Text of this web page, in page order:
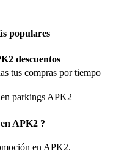
populares
descuentos
tus compras por tiempo
parkings APK2
APK2 ?
en APK2.